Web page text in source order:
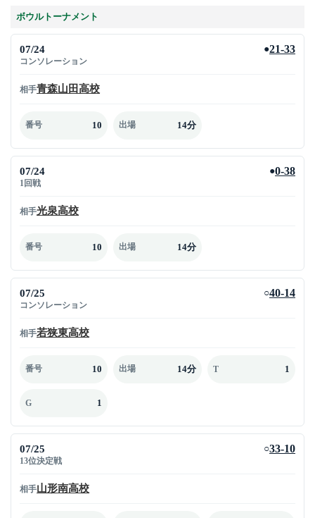
ボウルトーナメント
07/24
コンソレーション
●21-33
相手青森山田高校
番号 10 出場 14分
07/24
1回戦
●0-38
相手光泉高校
番号 10 出場 14分
07/25
コンソレーション
○40-14
相手若狭東高校
番号 10 出場 14分 T 1
G 1
07/25
13位決定戦
○33-10
相手山形南高校